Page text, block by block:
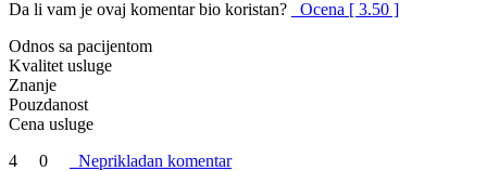
Da li vam je ovaj komentar bio koristan?
Ocena [ 3.50 ]
Odnos sa pacijentom
Kvalitet usluge
Znanje
Pouzdanost
Cena usluge
4
0 Neprikladan komentar